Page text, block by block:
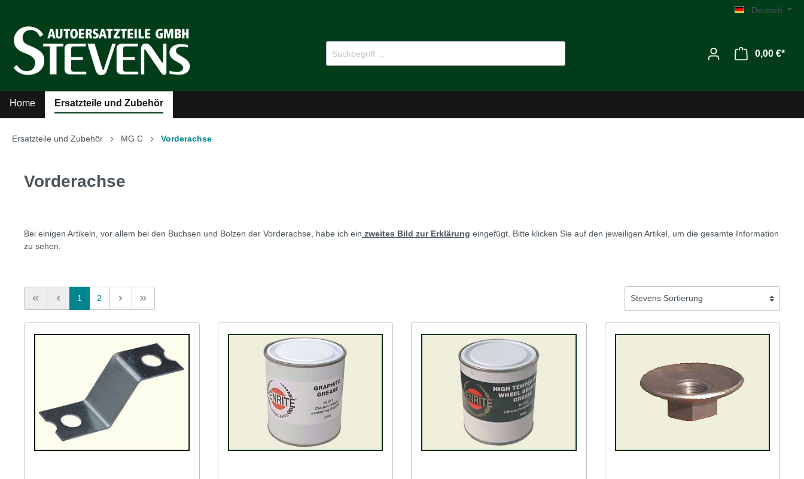
Deutsch
0,00 €*
Home Ersatzteile und Zubehör
Sicherheitsgurte
Ersatzteile und Zubehör MG C Vorderachse
Vorderachse
Bei einigen Artikeln, vor allem bei den Buchsen und Bolzen der Vorderachse, habe ich ein zweites Bild zur Erklärung eingefügt. Bitte klicken Sie auf den jeweiligen Artikel, um die gesamte Information
zu sehen.
1 2